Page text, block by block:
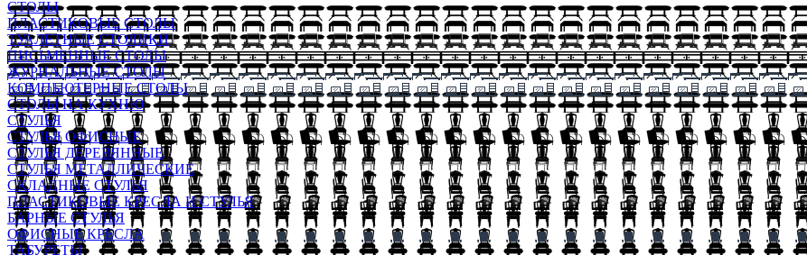
СТОЛЫ
ПЛАСТИКОВЫЕ СТОЛЫ
ТУАЛЕТНЫЕ СТОЛИКИ
ПИСЬМЕННЫЕ СТОЛЫ
ЖУРНАЛЬНЫЕ СТОЛЫ
КОМПЬЮТЕРНЫЕ СТОЛЫ
СТОЛЫ НА КУХНЮ
СТУЛЬЯ
СТУЛЬЯ ОФИСНЫЕ
СТУЛЬЯ ДЕРЕВЯННЫЕ
СТУЛЬЯ МЕТАЛЛИЧЕСКИЕ
СКЛАДНЫЕ СТУЛЬЯ
ПЛАСТИКОВЫЕ КРЕСЛА И СТУЛЬЯ
БАРНЫЕ СТУЛЬЯ
ОФИСНЫЕ КРЕСЛА
ТАБУРЕТЫ